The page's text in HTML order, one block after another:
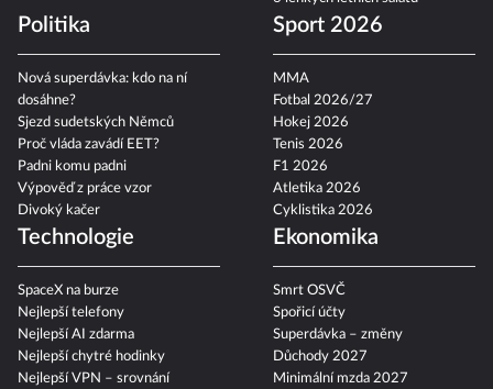
Politika
Nová superdávka: kdo na ní
dosáhne?
Sjezd sudetských Němců
Proč vláda zavádí EET?
Padni komu padni
Výpověď z práce vzor
Divoký kačer
Sport 2026
MMA
Fotbal 2026/27
Hokej 2026
Tenis 2026
F1 2026
Atletika 2026
Cyklistika 2026
Technologie
SpaceX na burze
Nejlepší telefony
Nejlepší AI zdarma
Nejlepší chytré hodinky
Nejlepší VPN – srovnání
Ekonomika
Smrt OSVČ
Spořicí účty
Superdávka – změny
Důchody 2027
Minimální mzda 2027